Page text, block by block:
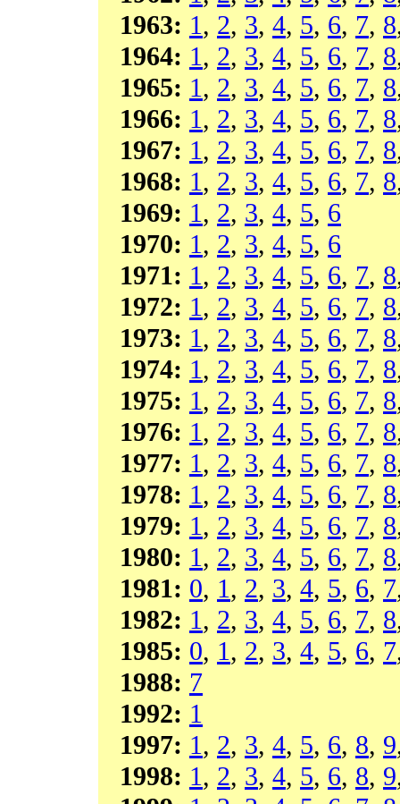
1963: 1, 2, 3, 4, 5, 6, 7, 8
1964: 1, 2, 3, 4, 5, 6, 7, 8
1965: 1, 2, 3, 4, 5, 6, 7, 8
1966: 1, 2, 3, 4, 5, 6, 7, 8
1967: 1, 2, 3, 4, 5, 6, 7, 8
1968: 1, 2, 3, 4, 5, 6, 7, 8
1969: 1, 2, 3, 4, 5, 6
1970: 1, 2, 3, 4, 5, 6
1971: 1, 2, 3, 4, 5, 6, 7, 8
1972: 1, 2, 3, 4, 5, 6, 7, 8
1973: 1, 2, 3, 4, 5, 6, 7, 8
1974: 1, 2, 3, 4, 5, 6, 7, 8
1975: 1, 2, 3, 4, 5, 6, 7, 8
1976: 1, 2, 3, 4, 5, 6, 7, 8
1977: 1, 2, 3, 4, 5, 6, 7, 8
1978: 1, 2, 3, 4, 5, 6, 7, 8
1979: 1, 2, 3, 4, 5, 6, 7, 8
1980: 1, 2, 3, 4, 5, 6, 7, 8
1981: 0, 1, 2, 3, 4, 5, 6, 7
1982: 1, 2, 3, 4, 5, 6, 7, 8
1985: 0, 1, 2, 3, 4, 5, 6, 7
1988: 7
1992: 1
1997: 1, 2, 3, 4, 5, 6, 8, 9
1998: 1, 2, 3, 4, 5, 6, 8, 9